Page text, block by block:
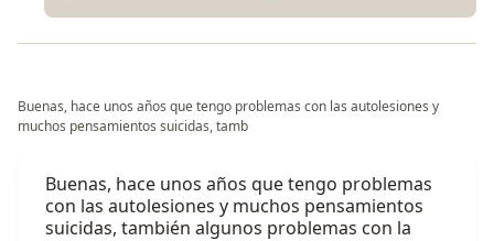
Buenas, hace unos años que tengo problemas con las autolesiones y
muchos pensamientos suicidas, tamb
Buenas, hace unos años que tengo problemas
con las autolesiones y muchos pensamientos
suicidas, también algunos problemas con la